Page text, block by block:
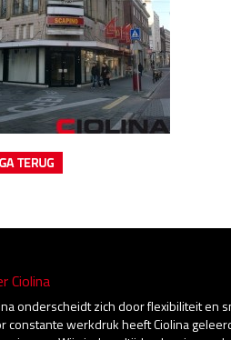
Ciolina
onderscheidt zich door flexibiliteit en
constante werkdruk heeft Ciolina